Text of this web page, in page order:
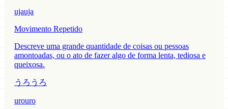
ujauja
Movimento Repetido
Descreve uma grande quantidade de coisas ou pessoas
amontoadas, ou o ato de fazer algo de forma lenta, tediosa e
queixosa.
うろうろ
urouro